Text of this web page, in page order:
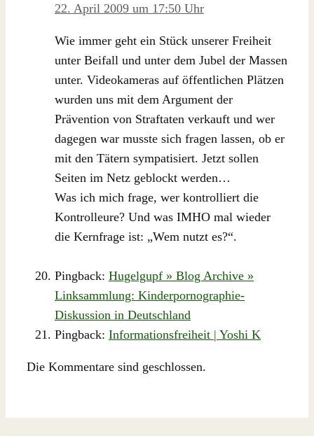
22. April 2009 um 17:50 Uhr
Wie immer geht ein Stück unserer Freiheit
unter Beifall und unter dem Jubel der Massen
unter. Videokameras auf öffentlichen Plätzen
wurden uns mit dem Argument der
Prävention von Straftaten verkauft und wer
dagegen war musste sich fragen lassen, ob er
mit den Tätern sympatisiert. Jetzt sollen
Seiten im Netz geblockt werden…
Was ich mich frage, wer kontrolliert die
Kontrolleure? Und was IMHO mal wieder
die Kernfrage ist: „Wem nutzt es?“.
Pingback: Hugelgupf » Blog Archive »
Linksammlung: Kinderpornographie-
Diskussion in Deutschland
Pingback: Informationsfreiheit | Yoshi K
Die Kommentare sind geschlossen.